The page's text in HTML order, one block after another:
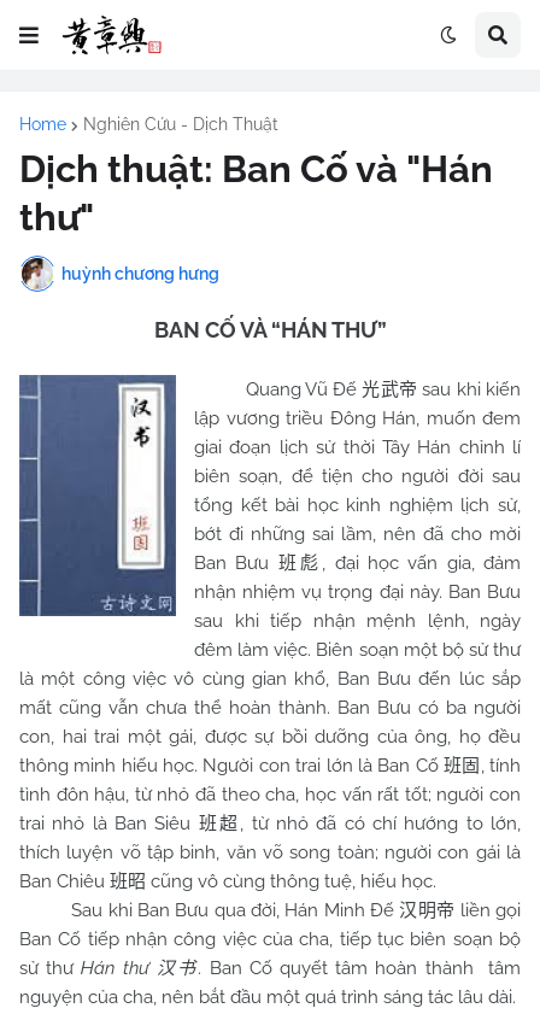
Home Nghiên Cứu - Dịch Thuật
Dịch thuật: Ban Cố và "Hán
thư"
huỳnh chương hưng
BAN CỐ VÀ “HÁN THƯ”
Quang Vũ Đế光武帝 sau khi kiến
lập vương triều Đông Hán, muốn đem
giai đoạn lịch sử thời Tây Hán chỉnh lí
biên soạn, để tiện cho người đời sau
tổng kết bài học kinh nghiệm lịch sử,
bớt đi những sai lầm, nên đã cho mời
Ban Bưu 班彪 , đại học vấn gia, đảm
nhận nhiệm vụ trọng đại này. Ban Bưu
sau khi tiếp nhận mệnh lệnh, ngày
đêm làm việc. Biên soạn một bộ sử thư
là một công việc vô cùng gian khổ, Ban Bưu đến lúc sắp
mất cũng vẫn chưa thể hoàn thành. Ban Bưu có ba người
con, hai trai một gái, được sự bồi dưỡng của ông, họ đều
thông minh hiếu học. Người con trai lớn là Ban Cố 班固 , tính
tình đôn hậu, từ nhỏ đã theo cha, học vấn rất tốt; người con
trai nhỏ là Ban Siêu 班超 , từ nhỏ đã có chí hướng to lớn,
thích luyện võ tập binh, văn võ song toàn; người con gái là
Ban Chiêu 班昭 cũng vô cùng thông tuệ, hiếu học.
Sau khi Ban Bưu qua đời, Hán Minh Đế汉明帝 liền gọi
Ban Cố tiếp nhận công việc của cha, tiếp tục biên soạn bộ
sử thưHán thư 汉书. Ban Cố quyết tâm hoàn thành tâm
nguyện của cha, nên bắt đầu một quá trình sáng tác lâu dài.